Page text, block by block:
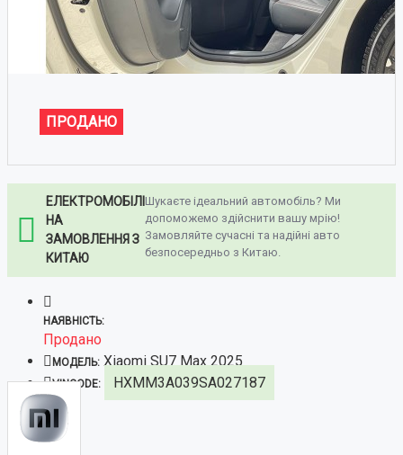
ПРОДАНО
ЕЛЕКТРОМОБІЛІ
НА
ЗАМОВЛЕННЯ З
КИТАЮ
Шукаєте ідеальний автомобіль? Ми
допоможемо здійснити вашу мрію!
Замовляйте сучасні та надійні авто
безпосередньо з Китаю.
НАЯВНІСТЬ:
Продано
МОДЕЛЬ: Xiaomi SU7 Max 2025
VINCODE: HXMM3A039SA027187